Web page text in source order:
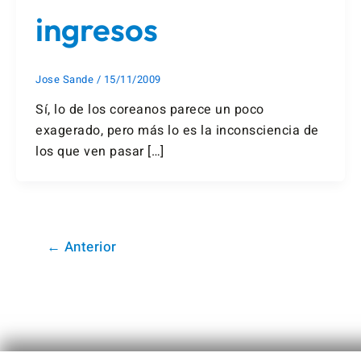
ingresos
Jose Sande / 15/11/2009
Sí, lo de los coreanos parece un poco
exagerado, pero más lo es la inconsciencia de
los que ven pasar […]
← Anterior